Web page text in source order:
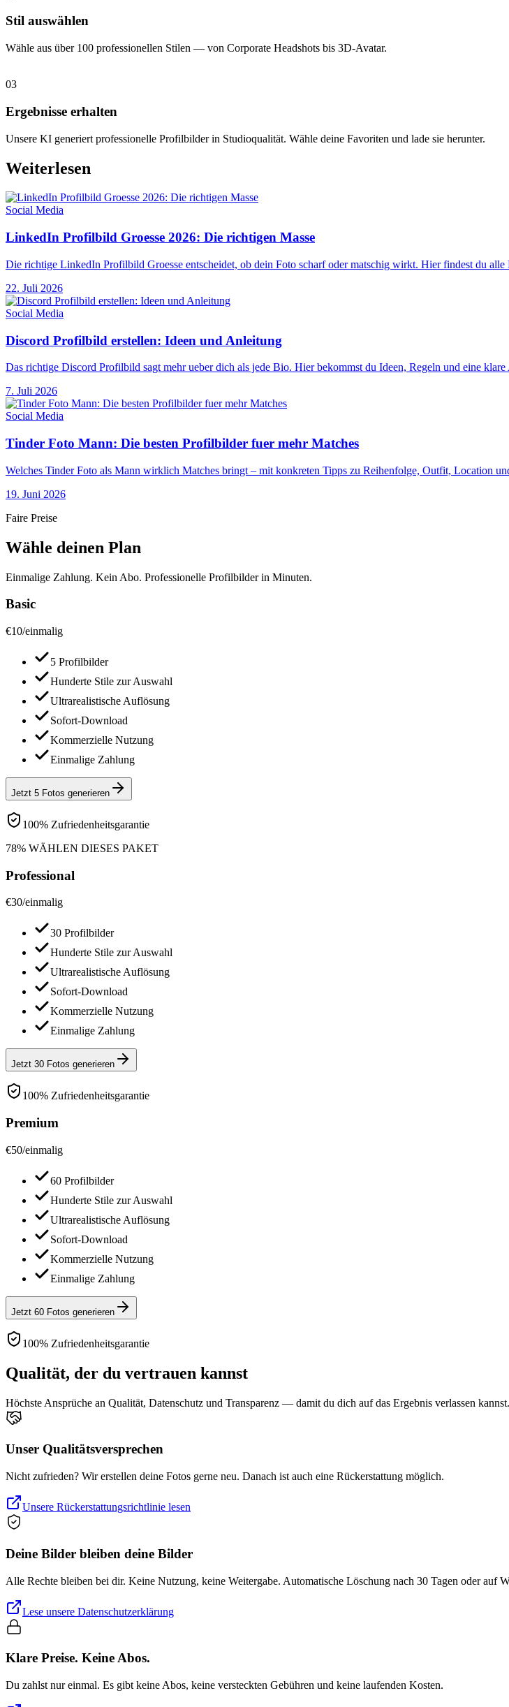
Stil auswählen
Wähle aus über 100 professionellen Stilen — von Corporate Headshots bis 3D-Avatar.
03
Ergebnisse erhalten
Unsere KI generiert professionelle Profilbilder in Studioqualität. Wähle deine Favoriten und lade sie herunter.
Weiterlesen
Social Media
LinkedIn Profilbild Groesse 2026: Die richtigen Masse
Die richtige LinkedIn Profilbild Groesse entscheidet, ob dein Foto scharf oder matschig wirkt. Hier findest du
22. Juli 2026
Social Media
Discord Profilbild erstellen: Ideen und Anleitung
Das richtige Discord Profilbild sagt mehr ueber dich als jede Bio. Hier bekommst du Ideen, Regeln und eine
7. Juli 2026
Social Media
Tinder Foto Mann: Die besten Profilbilder fuer mehr Matches
Welches Tinder Foto als Mann wirklich Matches bringt – mit konkreten Tipps zu Reihenfolge, Outfit, Location
19. Juni 2026
Faire Preise
Wähle deinen Plan
Einmalige Zahlung. Kein Abo. Professionelle Profilbilder in Minuten.
Basic
€10/einmalig
5 Profilbilder
Hunderte Stile zur Auswahl
Ultrarealistische Auflösung
Sofort-Download
Kommerzielle Nutzung
Einmalige Zahlung
Jetzt 5 Fotos generieren
100% Zufriedenheitsgarantie
78% WÄHLEN DIESES PAKET
Professional
€30/einmalig
30 Profilbilder
Hunderte Stile zur Auswahl
Ultrarealistische Auflösung
Sofort-Download
Kommerzielle Nutzung
Einmalige Zahlung
Jetzt 30 Fotos generieren
100% Zufriedenheitsgarantie
Premium
€50/einmalig
60 Profilbilder
Hunderte Stile zur Auswahl
Ultrarealistische Auflösung
Sofort-Download
Kommerzielle Nutzung
Einmalige Zahlung
Jetzt 60 Fotos generieren
100% Zufriedenheitsgarantie
Qualität, der du vertrauen kannst
Höchste Ansprüche an Qualität, Datenschutz und Transparenz — damit du dich auf das Ergebnis verlassen kannst.
Unser Qualitätsversprechen
Nicht zufrieden? Wir erstellen deine Fotos gerne neu. Danach ist auch eine Rückerstattung möglich.
Unsere Rückerstattungsrichtlinie lesen
Deine Bilder bleiben deine Bilder
Alle Rechte bleiben bei dir. Keine Nutzung, keine Weitergabe. Automatische Löschung nach 30 Tagen oder auf
Lese unsere Datenschutzerklärung
Klare Preise. Keine Abos.
Du zahlst nur einmal. Es gibt keine Abos, keine versteckten Gebühren und keine laufenden Kosten.